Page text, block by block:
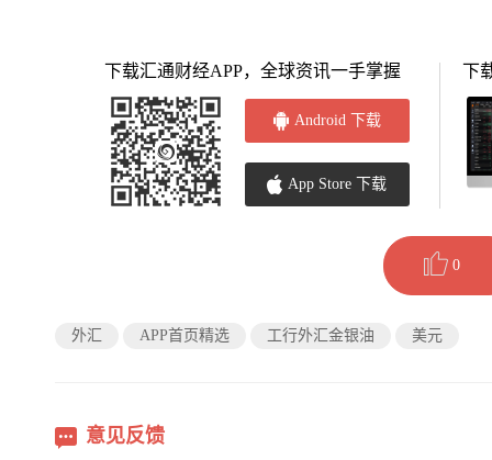
下载汇通财经APP，全球资讯一手掌握
Android 下载
App Store 下载
下
0
外汇 APP首页精选 工行外汇金银油 美元
意见反馈